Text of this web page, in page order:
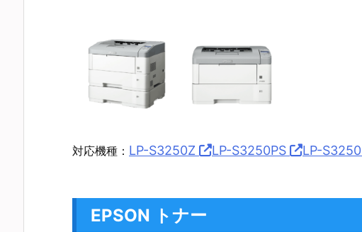
対応機種： LP-S3250Z LP-S3250PS LP-S3250
EPSON トナー